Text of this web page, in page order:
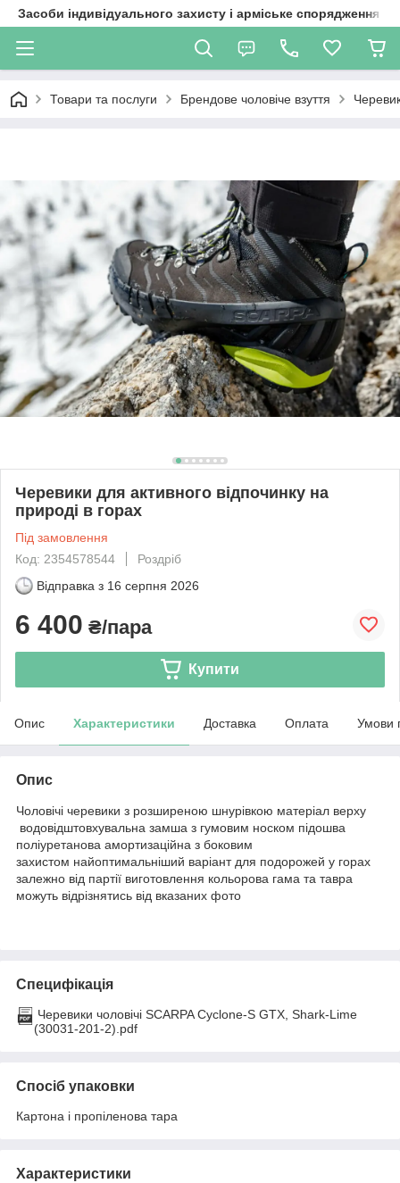
Засоби індивідуального захисту і арміське спорядження
Товари та послуги Брендове чоловіче взуття
Черевики для активного відпочинку на
природі в горах
Під замовлення
Код: 2354578544
Роздріб
Відправка з 16 серпня 2026
6 400 ₴/пара
Купити
Опис Характеристики Доставка Оплата Умови
Опис
Чоловічі черевики з розширеною шнурівкою матеріал верху
водовідштовхувальна замша з гумовим носком підошва
поліуретанова амортизаційна з боковим
захистом найоптимальніший варіант для подорожей у горах
залежно від партії виготовлення кольорова гама та тавра
можуть відрізнятись від вказаних фото
Специфікація
Черевики чоловічі SCARPA Cyclone-S GTX, Shark-Lime
(30031-201-2).pdf
Спосіб упаковки
Картона і пропіленова тара
Характеристики